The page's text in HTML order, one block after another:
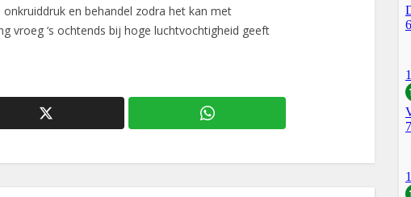
en behandel zodra het kan met
vroeg ‘s ochtends bij hoge luchtvochtigheid geeft